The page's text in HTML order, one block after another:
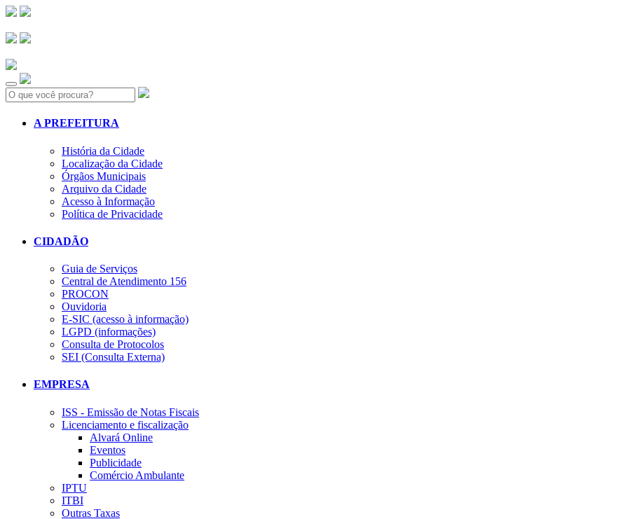
Search:
A PREFEITURA
História da Cidade
Localização da Cidade
Órgãos Municipais
Arquivo da Cidade
Acesso à Informação
Política de Privacidade
CIDADÃO
Guia de Serviços
Central de Atendimento 156
PROCON
Ouvidoria
E-SIC (acesso à informação)
LGPD (informações)
Consulta de Protocolos
SEI (Consulta Externa)
EMPRESA
ISS - Emissão de Notas Fiscais
Licenciamento e fiscalização
Alvará Online
Eventos
Publicidade
Comércio Ambulante
IPTU
ITBI
Outras Taxas